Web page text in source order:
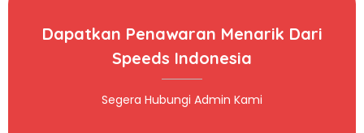
Dapatkan Penawaran Menarik Dari
Speeds Indonesia
Segera Hubungi Admin Kami